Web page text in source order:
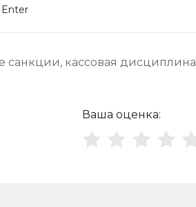
санкции, кассовая дисциплина
Ваша оценка: